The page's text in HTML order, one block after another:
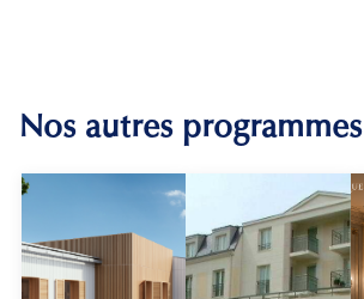
Nos autres programmes